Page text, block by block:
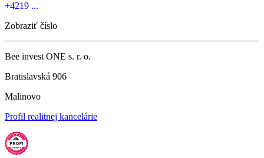
+4219 ...
Zobraziť číslo
Bee invest ONE s. r. o.
Bratislavská 906
Malinovo
Profil realitnej kancelárie